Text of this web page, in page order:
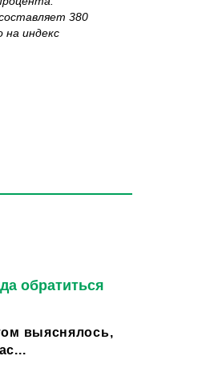
380
на индекс
обратиться
выяснялось,